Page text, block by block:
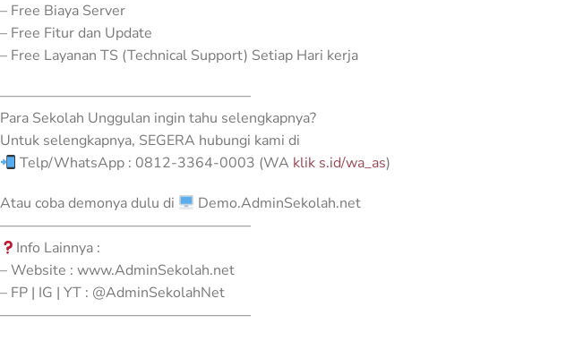
– Free Biaya Server
– Free Fitur dan Update
– Free Layanan TS (Technical Support) Setiap Hari kerja
—————————————————–
Para Sekolah Unggulan ingin tahu selengkapnya?
Untuk selengkapnya, SEGERA hubungi kami di
Telp/WhatsApp : 0812-3364-0003 (WA klik s.id/wa_as)
Atau coba demonya dulu di
Demo.AdminSekolah.net
—————————————————–
Info Lainnya :
– Website : www.AdminSekolah.net
– FP | IG | YT : @AdminSekolahNet
—————————————————–